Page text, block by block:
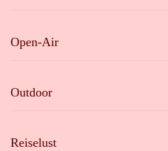
Open-Air
Outdoor
Reiselust